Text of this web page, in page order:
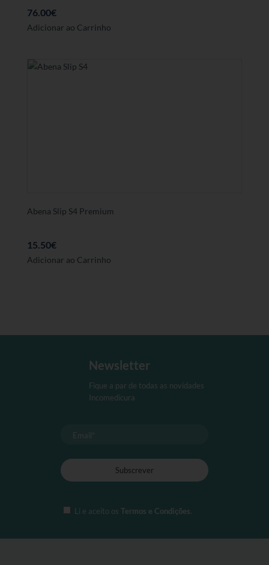
76.00€
Adicionar ao Carrinho
Abena Slip S4 Premium
15.50€
Adicionar ao Carrinho
Newsletter
Fique a par de todas as novidades
Incomedicura
Li e aceito os Termos e Condições.